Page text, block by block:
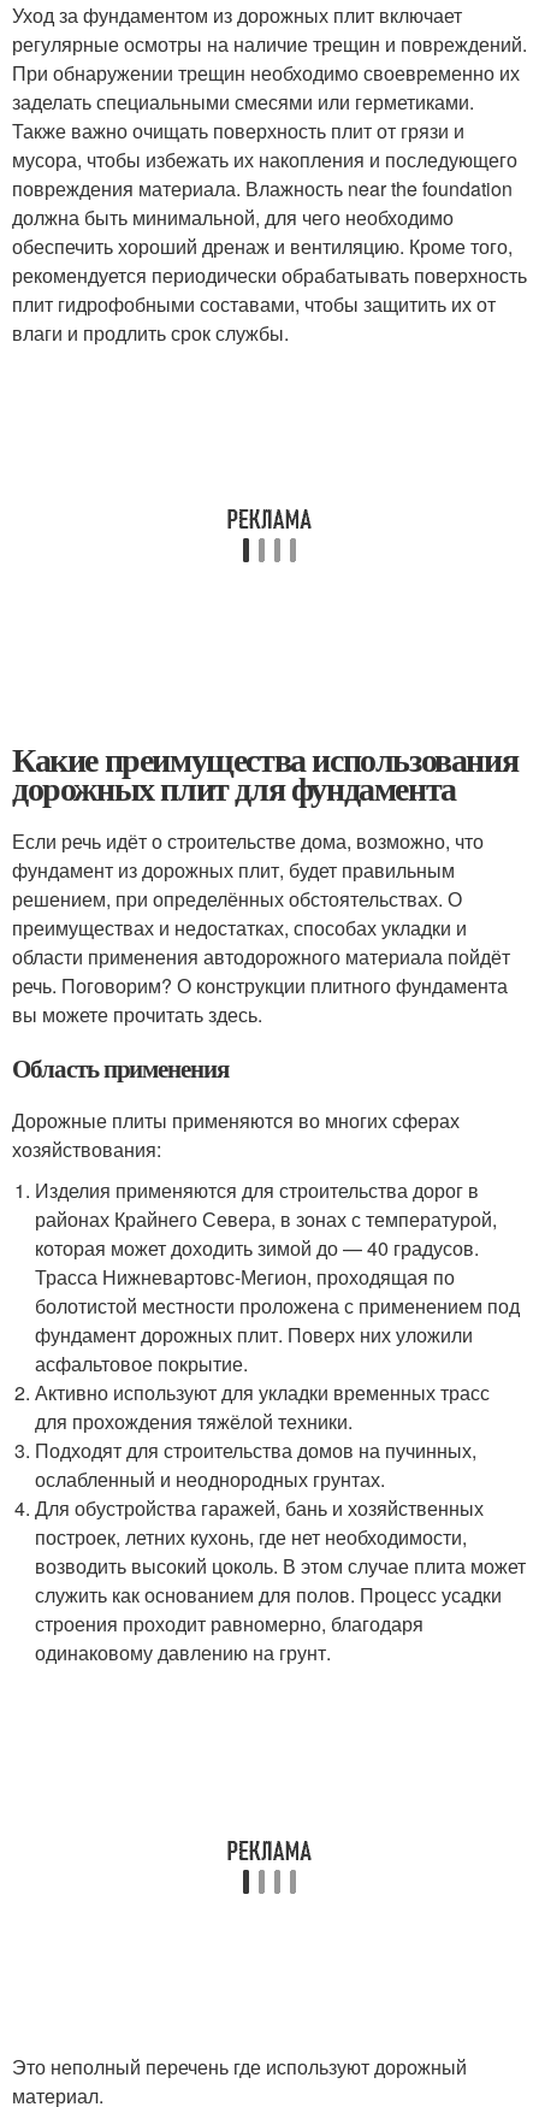
Уход за фундаментом из дорожных плит включает
регулярные осмотры на наличие трещин и повреждений.
При обнаружении трещин необходимо своевременно их
заделать специальными смесями или герметиками.
Также важно очищать поверхность плит от грязи и
мусора, чтобы избежать их накопления и последующего
повреждения материала. Влажность near the foundation
должна быть минимальной, для чего необходимо
обеспечить хороший дренаж и вентиляцию. Кроме того,
рекомендуется периодически обрабатывать поверхность
плит гидрофобными составами, чтобы защитить их от
влаги и продлить срок службы.
Какие преимущества использования
дорожных плит для фундамента
Если речь идёт о строительстве дома, возможно, что
фундамент из дорожных плит, будет правильным
решением, при определённых обстоятельствах. О
преимуществах и недостатках, способах укладки и
области применения автодорожного материала пойдёт
речь. Поговорим? О конструкции плитного фундамента
вы можете прочитать здесь.
Область применения
Дорожные плиты применяются во многих сферах
хозяйствования:
Изделия применяются для строительства дорог в
районах Крайнего Севера, в зонах с температурой,
которая может доходить зимой до — 40 градусов.
Трасса Нижневартовс-Мегион, проходящая по
болотистой местности проложена с применением под
фундамент дорожных плит. Поверх них уложили
асфальтовое покрытие.
Активно используют для укладки временных трасс
для прохождения тяжёлой техники.
Подходят для строительства домов на пучинных,
ослабленный и неоднородных грунтах.
Для обустройства гаражей, бань и хозяйственных
построек, летних кухонь, где нет необходимости,
возводить высокий цоколь. В этом случае плита может
служить как основанием для полов. Процесс усадки
строения проходит равномерно, благодаря
одинаковому давлению на грунт.
Это неполный перечень где используют дорожный
материал.